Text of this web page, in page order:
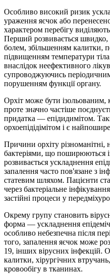
Особливо високий ризик
ураження яєчок або
характером перебігу
Перший розвивається
болем, збільшенням калитки,
підвищенням температури
внаслідок неефективного
супроводжуючись
порушенням функції органу.
Орхіт може бути ізольованим,
проте значно частіше
придатка — епідидимітом.
орхоепідідімітом і є
Причини орхіту різноманітні,
бактеріями, що поширюються
розвивається ускладнення
запалення часто пов'язане з
статевим шляхом. Пацієнти
через бактеріальне
застійні процеси у
Окрему групу становить
форма — ускладнення
особливо небезпечна після
того, запалення яєчок може
19, інших вірусних інфекцій.
калитки, хірургічних
кровообігу в тканинах.